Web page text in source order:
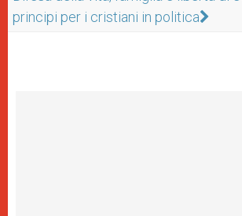
principi per i cristiani in politica